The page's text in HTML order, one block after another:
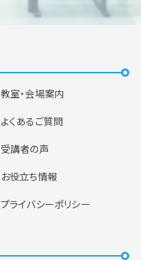
教室・会場案内
よくあるご質問
受講者の声
お役立ち情報
プライバシーポリシー